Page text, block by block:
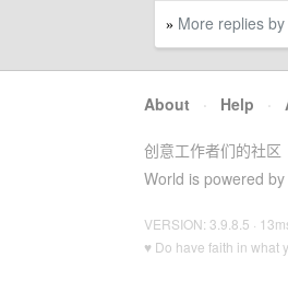
» More replies
About · Help ·
创意工作者们的社区
World is powered
VERSION: 3.9.8.5 ·
♥ Do have faith in what